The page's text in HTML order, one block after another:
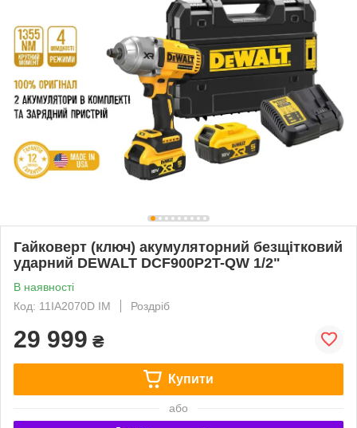
Гайковерт (ключ) акумуляторний безщітковий
ударний DEWALT DCF900P2T-QW 1/2"
В наявності
Код: 11IA2070D IM
Роздріб
29 999 ₴
Купити
або